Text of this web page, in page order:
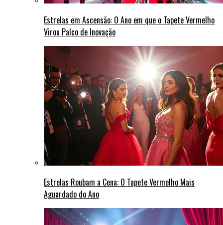
Estrelas em Ascensão: O Ano em que o Tapete Vermelho
Virou Palco de Inovação
Estrelas Roubam a Cena: O Tapete Vermelho Mais
Aguardado do Ano